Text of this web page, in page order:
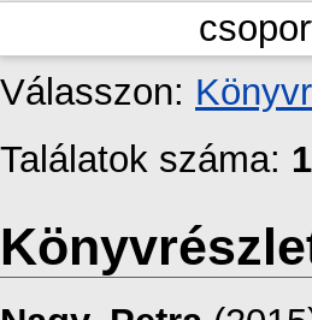
Válasszon:
Találatok száma: 1